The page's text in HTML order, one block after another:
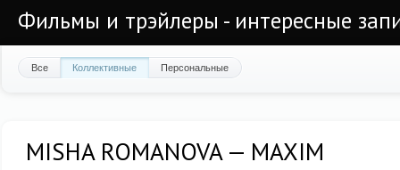
Фильмы и трэйлеры - интересные
Все Коллективные Персональные
MISHA ROMANOVA — MAXIM